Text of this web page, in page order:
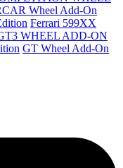
Wheel Add-On
Ferrari 599XX
WHEEL ADD-ON
GT Wheel Add-On